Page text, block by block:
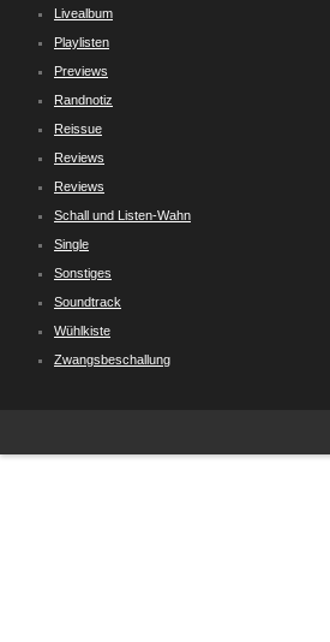
Livealbum
Playlisten
Previews
Randnotiz
Reissue
Reviews
Reviews
Schall und Listen-Wahn
Single
Sonstiges
Soundtrack
Wühlkiste
Zwangsbeschallung